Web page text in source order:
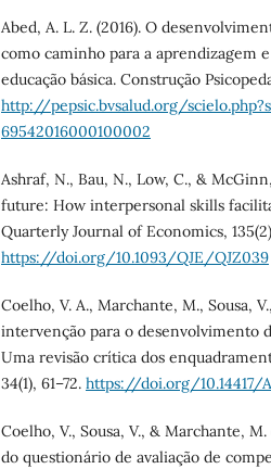
Abed, A. L. Z. (2016). O
como caminho para a aprendizagem
educação básica. Construção
http://pepsic.bvsalud.org/
69542016000100002
Ashraf, N., Bau, N., Low, C., &
future: How interpersonal skills
Quarterly Journal of Economics,
https://doi.org/10.1093/QJE/QJZ039
Coelho, V. A., Marchante, M., Sousa,
intervenção para o desenvolvimento
Uma revisão crítica dos
34(1), 61–72. https://doi.org/10.14417/
Coelho, V., Sousa, V., & Marchante,
do questionário de avaliação de